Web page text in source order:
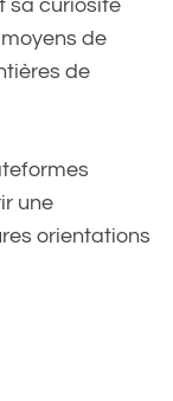
sa curiosité
de
de
une
orientations